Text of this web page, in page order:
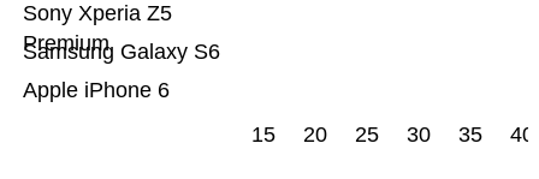
Apple iPhone 6
Samsung Galaxy S6
Sony Xperia Z5
Premium
15 20 25 30 35 40